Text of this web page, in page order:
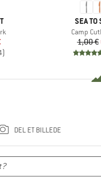
)
MÆRKE
SEA TO
Artikel
Camp
1,00 €
DEL ET BILLEDE